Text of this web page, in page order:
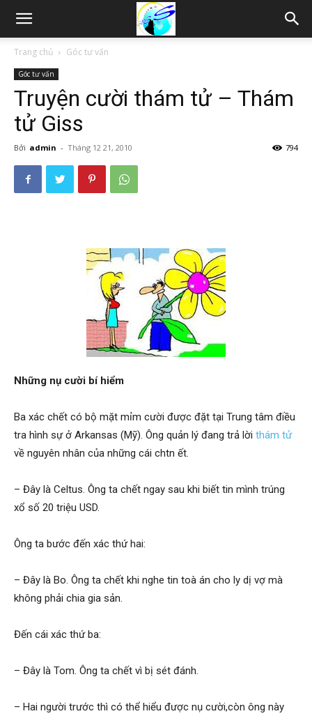
Thám
Phòng,
Phong,
Giss
Hải
Trang chủ Góc tư vấn
Góc tư vấn
Truyện cười thám tử – Thám
tử Giss
Bởi admin - Tháng 12 21, 2010 794
Những nụ cười bí hiểm
Ba xác chết có bộ mặt mỉm cười được đặt tại Trung tâm điều
tra hình sự ở Arkansas (Mỹ). Ông quản lý đang trả lời thám tử
về nguyên nhân của những cái chtn ết.
– Đây là Celtus. Ông ta chết ngay sau khi biết tin mình trúng
xổ số 20 triệu USD.
Ông ta bước đến xác thứ hai:
– Đây là Bo. Ông ta chết khi nghe tin toà án cho ly dị vợ mà
không phải chia gia sản.
Đến cái xác thứ ba:
– Đây là Tom. Ông ta chết vì bị sét đánh.
– Hai người trước thì có thể hiểu được nụ cười,còn ông này